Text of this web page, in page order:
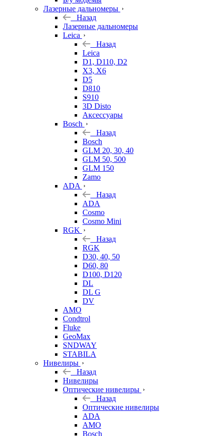
Лазерные дальномеры
Назад
Лазерные дальномеры
Leica
Назад
Leica
D1, D110, D2
X3, X6
D5
D810
S910
3D Disto
Аксессуары
Bosch
Назад
Bosch
GLM 20, 30, 40
GLM 50, 500
GLM 150
Zamo
ADA
Назад
ADA
Cosmo
Cosmo Mini
RGK
Назад
RGK
D30, 40, 50
D60, 80
D100, D120
DL
DL G
DV
AMO
Condtrol
Fluke
GeoMax
SNDWAY
STABILA
Нивелиры
Назад
Нивелиры
Оптические нивелиры
Назад
Оптические нивелиры
ADA
AMO
Bosch